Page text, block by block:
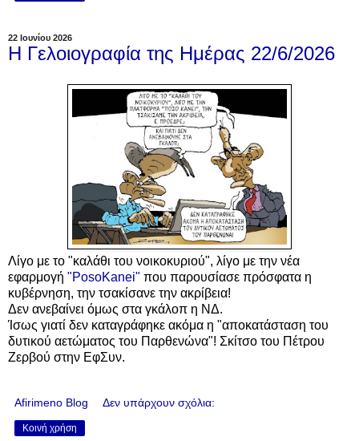
22 Ιουνίου 2026
Η Γελοιογραφία της Ημέρας 22/6/2026
Λίγο με το "καλάθι του νοικοκυριού", λίγο με την νέα
εφαρμογή "PosoKanei" που παρουσίασε πρόσφατα η
κυβέρνηση, την τσακίσανε την ακρίβεια!
Δεν ανεβαίνει όμως στα γκάλοπ η ΝΔ.
Ίσως γιατί δεν καταγράφηκε ακόμα η "αποκατάσταση του
δυτικού αετώματος του Παρθενώνα"! Σκίτσο του Πέτρου
Ζερβού στην ΕφΣυν.
Afirimeno Blog Δεν υπάρχουν σχόλια:
Κοινή χρήση